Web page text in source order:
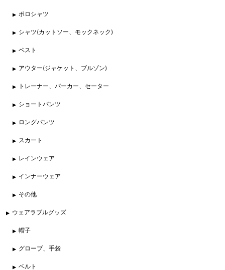
ポロシャツ
シャツ(カットソー、モックネック)
ベスト
アウター(ジャケット、ブルゾン)
トレーナー、パーカー、セーター
ショートパンツ
ロングパンツ
スカート
レインウェア
インナーウェア
その他
ウェアラブルグッズ
帽子
グローブ、手袋
ベルト